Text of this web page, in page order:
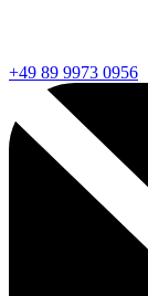
+49 89 9973 0956